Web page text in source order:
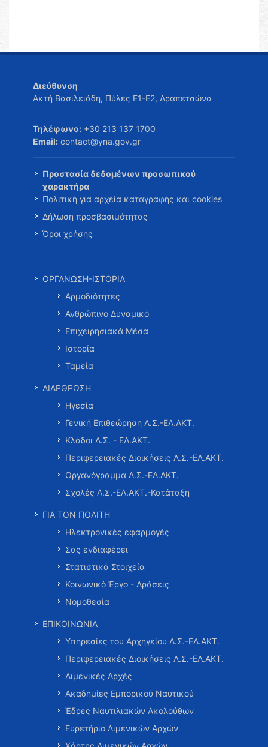
Διεύθυνση
Ακτή Βασιλειάδη, Πύλες Ε1-Ε2, Δραπετσώνα
Τηλέφωνο: +30 213 137 1700
Email: contact@yna.gov.gr
Προστασία δεδομένων προσωπικού
χαρακτήρα
Πολιτική για αρχεία καταγραφής και cookies
Δήλωση προσβασιμότητας
Όροι χρήσης
ΟΡΓΑΝΩΣΗ-ΙΣΤΟΡΙΑ
Αρμοδιότητες
Ανθρώπινο Δυναμικό
Επιχειρησιακά Μέσα
Ιστορία
Ταμεία
ΔΙΑΡΘΡΩΣΗ
Ηγεσία
Γενική Επιθεώρηση Λ.Σ.-ΕΛ.ΑΚΤ.
Κλάδοι Λ.Σ. - ΕΛ.ΑΚΤ.
Περιφερειακές Διοικήσεις Λ.Σ.-ΕΛ.ΑΚΤ.
Οργανόγραμμα Λ.Σ.-ΕΛ.ΑΚΤ.
Σχολές Λ.Σ.-ΕΛ.ΑΚΤ.-Κατάταξη
ΓΙΑ ΤΟΝ ΠΟΛΙΤΗ
Ηλεκτρονικές εφαρμογές
Σας ενδιαφέρει
Στατιστικά Στοιχεία
Κοινωνικό Έργο - Δράσεις
Νομοθεσία
ΕΠΙΚΟΙΝΩΝΙΑ
Υπηρεσίες του Αρχηγείου Λ.Σ.-ΕΛ.ΑΚΤ.
Περιφερειακές Διοικήσεις Λ.Σ.-ΕΛ.ΑΚΤ.
Λιμενικές Αρχές
Ακαδημίες Εμπορικού Ναυτικού
Έδρες Ναυτιλιακών Ακολούθων
Ευρετήριο Λιμενικών Αρχών